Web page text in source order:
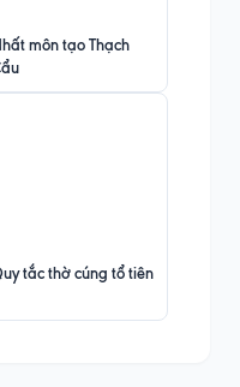
môn tạo Thạch
tắc thờ cúng tổ tiên